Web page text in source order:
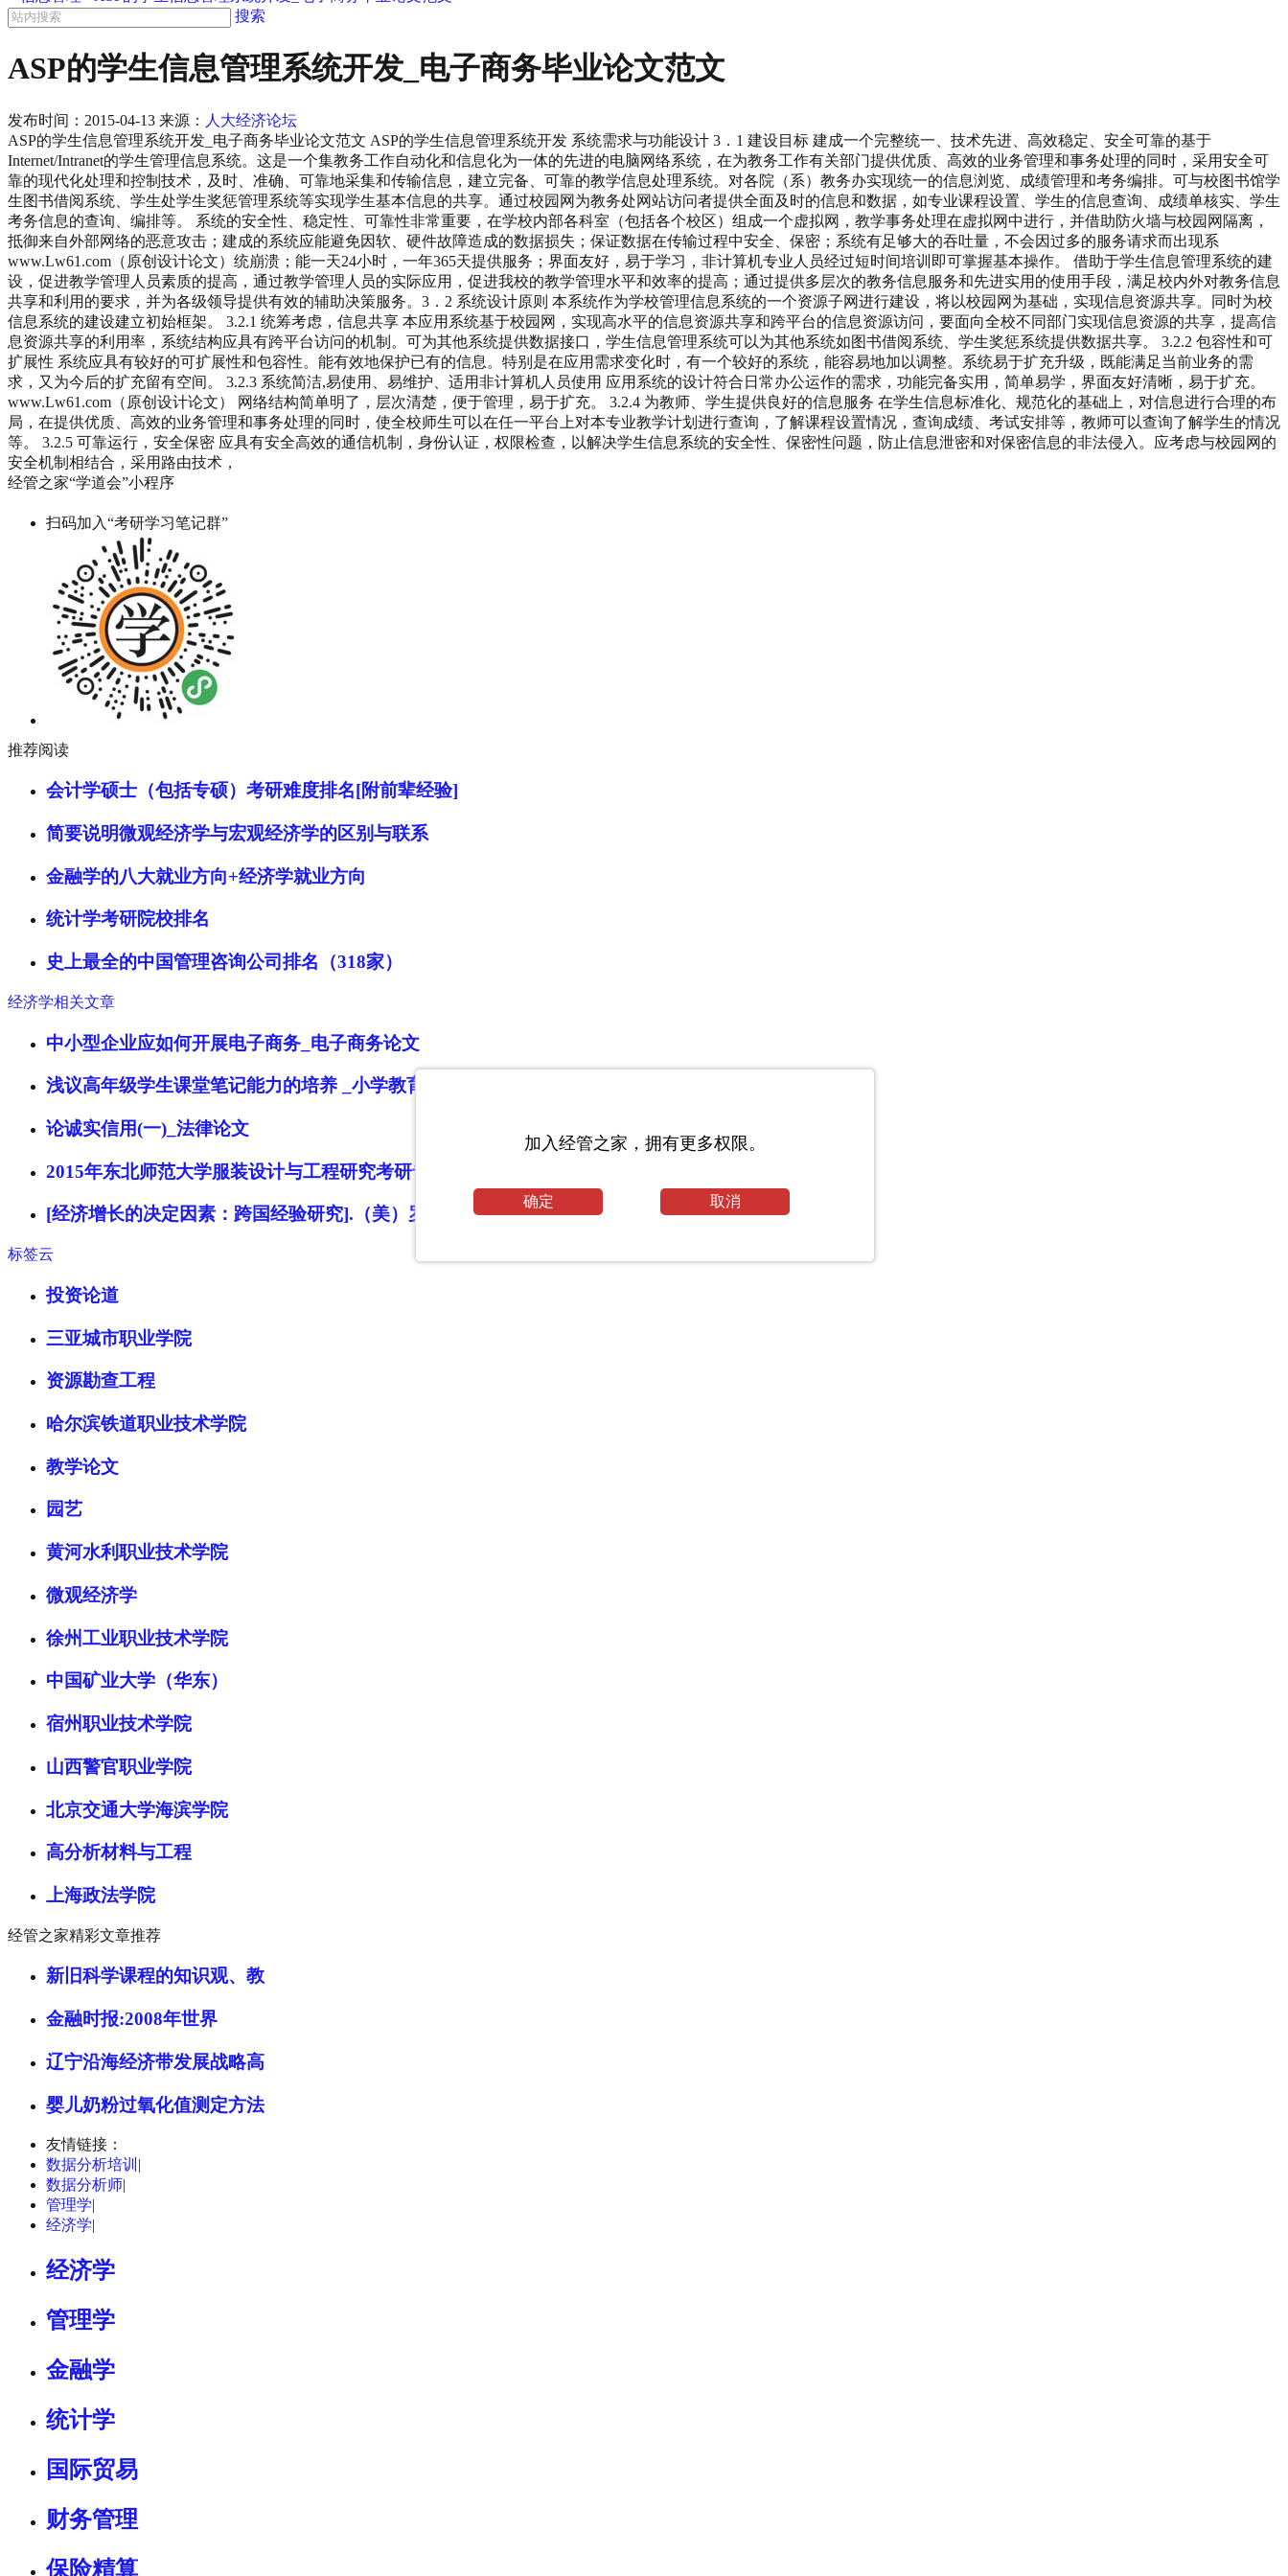
搜索
ASP的学生信息管理系统开发_电子商务毕业论文范文
发布时间： 2015-04-13 来源： 人大经济论坛
ASP的学生信息管理系统开发_电子商务毕业论文范文 ASP的学生信息管理系统开发 系统需求与功能设计 3．1 建设目标 建成一个完整统一、技术先进、高效稳定、安全可靠的基于
Internet/Intranet的学生管理信息系统。这是一个集教务工作自动化和信息化为一体的先进的电脑网络系统，在为教务工作有关部门提供优质、高效的业务管理和事务处理的同时，采用安全可
靠的现代化处理和控制技术，及时、准确、可靠地采集和传输信息，建立完备、可靠的教学信息处理系统。对各院（系）教务办实现统一的信息浏览、成绩管理和考务编排。可与校图书馆学
生图书借阅系统、学生处学生奖惩管理系统等实现学生基本信息的共享。通过校园网为教务处网站访问者提供全面及时的信息和数据，如专业课程设置、学生的信息查询、成绩单核实、学生
考务信息的查询、编排等。 系统的安全性、稳定性、可靠性非常重要，在学校内部各科室（包括各个校区）组成一个虚拟网，教学事务处理在虚拟网中进行，并借助防火墙与校园网隔离，
抵御来自外部网络的恶意攻击；建成的系统应能避免因软、硬件故障造成的数据损失；保证数据在传输过程中安全、保密；系统有足够大的吞吐量，不会因过多的服务请求而出现系
www.Lw61.com（原创设计论文）统崩溃；能一天24小时，一年365天提供服务；界面友好，易于学习，非计算机专业人员经过短时间培训即可掌握基本操作。 借助于学生信息管理系统的建
设，促进教学管理人员素质的提高，通过教学管理人员的实际应用，促进我校的教学管理水平和效率的提高；通过提供多层次的教务信息服务和先进实用的使用手段，满足校内外对教务信息
共享和利用的要求，并为各级领导提供有效的辅助决策服务。3．2 系统设计原则 本系统作为学校管理信息系统的一个资源子网进行建设，将以校园网为基础，实现信息资源共享。同时为校
信息系统的建设建立初始框架。 3.2.1 统筹考虑，信息共享 本应用系统基于校园网，实现高水平的信息资源共享和跨平台的信息资源访问，要面向全校不同部门实现信息资源的共享，提高信
息资源共享的利用率，系统结构应具有跨平台访问的机制。可为其他系统提供数据接口，学生信息管理系统可以为其他系统如图书借阅系统、学生奖惩系统提供数据共享。 3.2.2 包容性和可
扩展性 系统应具有较好的可扩展性和包容性。能有效地保护已有的信息。特别是在应用需求变化时，有一个较好的系统，能容易地加以调整。系统易于扩充升级，既能满足当前业务的需
求，又为今后的扩充留有空间。 3.2.3 系统简洁,易使用、易维护、适用非计算机人员使用 应用系统的设计符合日常办公运作的需求，功能完备实用，简单易学，界面友好清晰，易于扩充。
www.Lw61.com（原创设计论文） 网络结构简单明了，层次清楚，便于管理，易于扩充。 3.2.4 为教师、学生提供良好的信息服务 在学生信息标准化、规范化的基础上，对信息进行合理的布
局，在提供优质、高效的业务管理和事务处理的同时，使全校师生可以在任一平台上对本专业教学计划进行查询，了解课程设置情况，查询成绩、考试安排等，教师可以查询了解学生的情况
等。 3.2.5 可靠运行，安全保密 应具有安全高效的通信机制，身份认证，权限检查，以解决学生信息系统的安全性、保密性问题，防止信息泄密和对保密信息的非法侵入。应考虑与校园网的
安全机制相结合，采用路由技术，
经管之家“学道会”小程序
扫码加入“考研学习笔记群”
推荐阅读
会计学硕士（包括专硕）考研难度排名[附前辈经验]
简要说明微观经济学与宏观经济学的区别与联系
金融学的八大就业方向+经济学就业方向
统计学考研院校排名
史上最全的中国管理咨询公司排名（318家）
经济学相关文章
中小型企业应如何开展电子商务_电子商务论文
浅议高年级学生课堂笔记能力的培养 _小学教育毕业论文
论诚实信用(一)_法律论文
2015年东北师范大学服装设计与工程研究考研专业目录及考试科目_东北师范大学考研网
[经济增长的决定因素：跨国经验研究].（美）罗伯特·J·巴罗.扫描版.pdf
标签云
投资论道
三亚城市职业学院
资源勘查工程
哈尔滨铁道职业技术学院
教学论文
园艺
黄河水利职业技术学院
微观经济学
徐州工业职业技术学院
中国矿业大学（华东）
宿州职业技术学院
山西警官职业学院
北京交通大学海滨学院
高分析材料与工程
上海政法学院
经管之家精彩文章推荐
新旧科学课程的知识观、教
金融时报:2008年世界
辽宁沿海经济带发展战略高
婴儿奶粉过氧化值测定方法
友情链接：
数据分析培训 |
数据分析师|
管理学|
经济学|
经济学
管理学
金融学
统计学
国际贸易
财务管理
保险精算
加入经管之家，拥有更多权限。
确定 取消